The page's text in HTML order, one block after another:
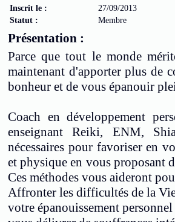
Inscrit le :
27/09/2013
Statut :
Membre
Présentation :
Parce que tout le monde
maintenant d'apporter plus de
bonheur et de vous épanouir
Coach en développement
enseignant Reiki, ENM,
nécessaires pour favoriser en
et physique en vous proposant
Ces méthodes vous aideront
Affronter les difficultés de la
votre épanouissement personnel